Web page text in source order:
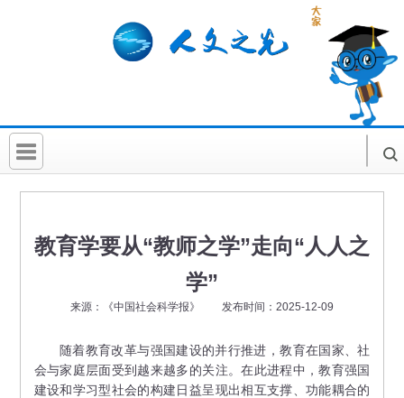
首 页
社科卡片
科普活动
教育学要从“教师之学”走向“人人之
学”
来源：《中国社会科学报》 发布时间：2025-12-09
随着教育改革与强国建设的并行推进，教育在国家、社
会与家庭层面受到越来越多的关注。在此进程中，教育强国
建设和学习型社会的构建日益呈现出相互支撑、功能耦合的